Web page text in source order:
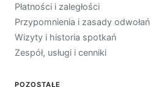
Płatności i zaległości
Przypomnienia i zasady odwołań
Wizyty i historia spotkań
Zespół, usługi i cenniki
POZOSTAŁE